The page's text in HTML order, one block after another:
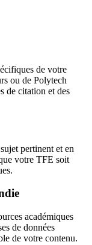
de votre
ou de Polytech
de citation et des
pertinent et en
votre TFE soit
académiques
de données
de votre contenu.